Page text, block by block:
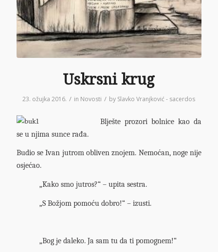
Uskrsni krug
23. ožujka 2016. / in Novosti / by Slavko Vranjković - sacerdos
Blješte prozori bolnice kao da
se u njima sunce rađa.
Budio se Ivan jutrom obliven znojem. Nemoćan, noge nije
osjećao.
„Kako smo jutros?“ – upita sestra.
„S Božjom pomoću dobro!“ – izusti.
„Bog je daleko. Ja sam tu da ti pomognem!“